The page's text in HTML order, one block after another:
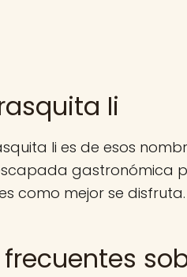
Ii
Ii es de esos
gastronómica
como mejor se disfruta.